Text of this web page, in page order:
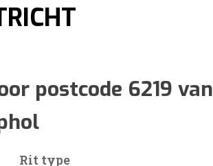
postcode 6219 van
Rit type